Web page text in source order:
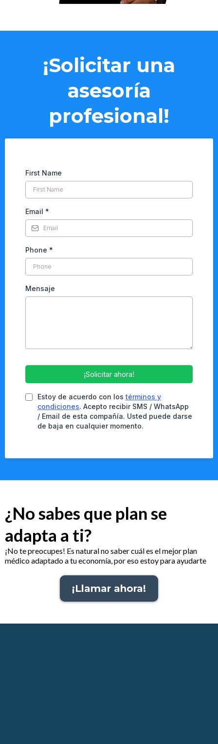
¡Solicitar una
asesoría
profesional!
First Name
Email *
Phone *
Mensaje
¡Solicitar ahora!
Estoy de acuerdo con los términos y
condiciones. Acepto recibir SMS / WhatsApp
/ Email de esta compañía. Usted puede darse
de baja en cualquier momento.
¿No sabes que plan se
adapta a ti?
¡No te preocupes! Es natural no saber cuál es el mejor plan
médico adaptado a tu economía, por eso estoy para ayudarte
¡Llamar ahora!